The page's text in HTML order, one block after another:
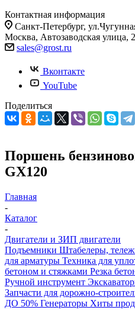
Контактная информация
Санкт-Петербург,
Москва, Автозаводская улица,
sales@grost.ru
Вконтакте
YouTube
Поделиться
Поршень
GX120
Главная
-
Каталог
-
Двигатели и ЗИП двигатели
Подъемники Штабелеры,
для арматуры Техника для
бетоном и стяжками Резка
Ручной инструмент
Запчасти для дорожно-
ДО 50% Генераторы Хиты